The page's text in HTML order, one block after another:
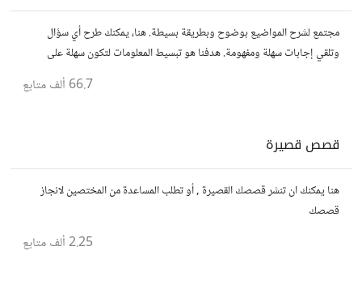
مجتمع لشرح المواضيع بوضوح وبطريقة بسيطة. هنا، يمكنك طرح أي سؤال
وتلقي إجابات سهلة ومفهومة. هدفنا هو تبسيط المعلومات لتكون سهلة على
66.7 ألف متابع
قصص قصيرة
هنا يمكنك ان تنشر قصصك القصيرة , أو تطلب المساعدة من المختصين لانجاز
قصصك
2.25 ألف متابع